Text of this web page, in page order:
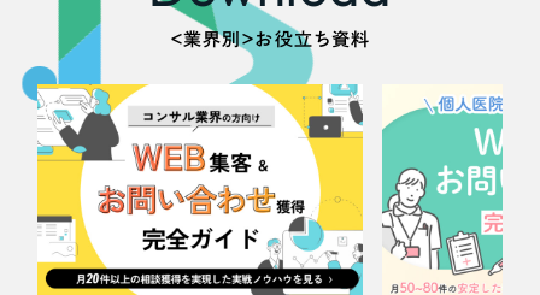
＜業界別＞お役立ち資料